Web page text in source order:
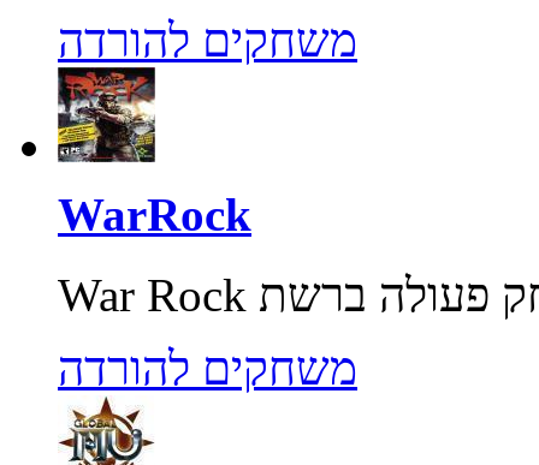
משחקים להורדה
WarRock
משחקים להורדה